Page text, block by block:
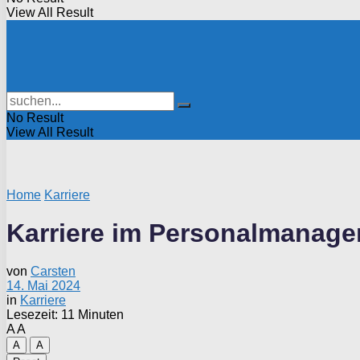
View All Result
No Result
View All Result
Home Karriere
Karriere im
von Carsten
14. Mai 2024
in Karriere
Lesezeit: 11 Minuten
AA
A
A